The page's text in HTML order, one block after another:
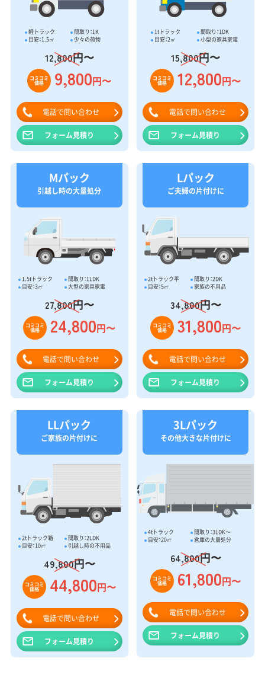
軽トラック
間取り：1K
目安：1.5㎥
少々の荷物
12,800円〜
コミコミ
価格 9,800円〜
電話で問い合わせ
フォーム見積り
1tトラック
間取り：1DK
目安：2㎥
小型の家具家電
15,800円〜
コミコミ
価格 12,800円〜
電話で問い合わせ
フォーム見積り
Mパック
引越し時の大量処分
1.5tトラック
間取り：1LDK
目安：3㎥
大型の家具家電
27,800円〜
コミコミ
価格 24,800円〜
電話で問い合わせ
フォーム見積り
Lパック
ご夫婦の片付けに
2tトラック平
間取り：2DK
目安：5㎥
家族の不用品
34,800円〜
コミコミ
価格 31,800円〜
電話で問い合わせ
フォーム見積り
LLパック
ご家族の片付けに
2tトラック箱
間取り：2LDK
目安：10㎥
引越し時の不用品
49,800円〜
コミコミ
価格 44,800円〜
電話で問い合わせ
フォーム見積り
3Lパック
その他大きな片付けに
4tトラック
間取り：3LDK〜
目安：20㎥
倉庫の大量処分
64,800円〜
コミコミ
価格 61,800円〜
電話で問い合わせ
フォーム見積り